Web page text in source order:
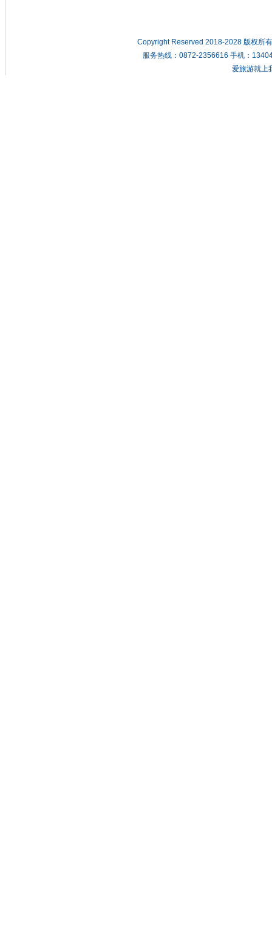
Copyright Reserved 2018-2028 版权所
服务热线：0872-2356616 手机：
爱旅游就上